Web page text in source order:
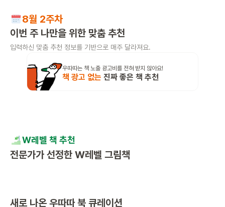
8월 2주차
이번 주 나만을 위한 맞춤 추천
입력하신 맞춤 추천 정보를 기반으로 매주 달라져요.
우따따는 책 노출 광고비를 전혀 받지 않아요!
책 광고 없는 진짜 좋은 책 추천
W레벨 책 추천
전문가가 선정한 W레벨 그림책
새로 나온 우따따 북 큐레이션